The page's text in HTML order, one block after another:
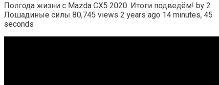
Полгода жизни с Mazda CX5 2020. Итоги подведём! by 2
Лошадиные силы 80,745 views 2 years ago 14 minutes, 45
seconds